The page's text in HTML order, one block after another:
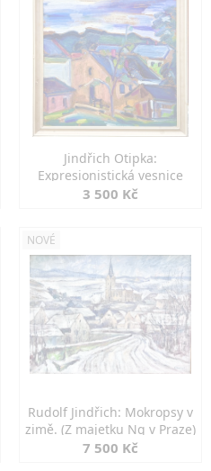
Jindřich Otipka:
Expresionistická vesnice
3 500 Kč
NOVÉ
Rudolf Jindřich: Mokropsy v
zimě. (Z majetku Ng v Praze)
7 500 Kč